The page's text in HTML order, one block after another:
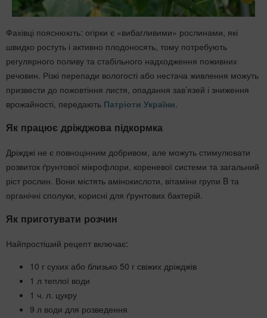
Фахівці пояснюють: огірки є «вибагливими» рослинами, які
швидко ростуть і активно плодоносять, тому потребують
регулярного поливу та стабільного надходження поживних
речовин. Різкі перепади вологості або нестача живлення можуть
призвести до пожовтіння листя, опадання зав’язей і зниження
врожайності, передають Патріоти України.
Як працює дріжджова підкормка
Дріжджі не є повноцінним добривом, але можуть стимулювати
розвиток ґрунтової мікрофлори, кореневої системи та загальний
ріст рослин. Вони містять амінокислоти, вітаміни групи B та
органічні сполуки, корисні для ґрунтових бактерій.
Як приготувати розчин
Найпростіший рецепт включає:
10 г сухих або близько 50 г свіжих дріжджів
1 л теплої води
1 ч. л. цукру
9 л води для розведення